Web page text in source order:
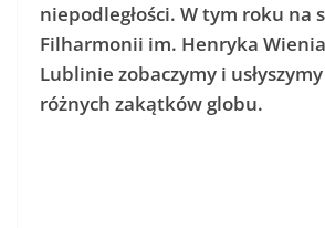
niepodległości. W tym roku na
Filharmonii im. Henryka
Lublinie zobaczymy i
różnych zakątków globu.